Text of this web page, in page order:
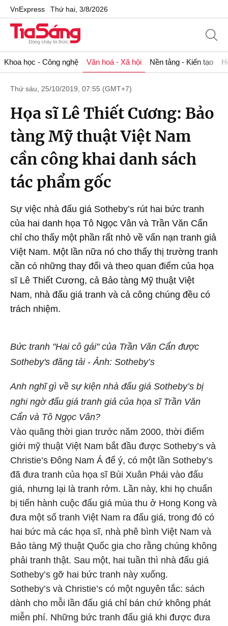
VnExpress Thứ hai, 3/8/2026
Khoa học - Công nghệ Văn hoá - Xã hội Nền tảng - Kiến tạo
Thứ sáu, 25/10/2019, 07:55 (GMT+7)
Họa sĩ Lê Thiết Cương: Bảo
tàng Mỹ thuật Việt Nam
cần công khai danh sách
tác phẩm gốc
Sự việc nhà đấu giá Sotheby’s rút hai bức tranh
của hai danh họa Tô Ngọc Vân và Trần Văn Cẩn
chỉ cho thấy một phần rất nhỏ về vấn nạn tranh giả
Việt Nam. Một lần nữa nó cho thấy thị trường tranh
cần có những thay đổi và theo quan điểm của họa
sĩ Lê Thiết Cương, cả Bảo tàng Mỹ thuật Việt
Nam, nhà đấu giá tranh và cả công chúng đều có
trách nhiệm.
Bức tranh "Hai cô gái" của Trần Văn Cẩn được
Sotheby's đăng tải - Ảnh: Sotheby’s
Anh nghĩ gì về sự kiện nhà đấu giá Sotheby’s bị
nghi ngờ đấu giá tranh giả của họa sĩ Trần Văn
Cẩn và Tô Ngọc Vân?
Vào quãng thời gian trước năm 2000, thời điểm
giới mỹ thuật Việt Nam bắt đầu được Sotheby’s và
Christie’s Đông Nam Á để ý, có một lần Sotheby’s
đã đưa tranh của họa sĩ Bùi Xuân Phái vào đấu
giá, nhưng lại là tranh rởm. Lần này, khi họ chuẩn
bị tiến hành cuộc đấu giá mùa thu ở Hong Kong và
đưa một số tranh Việt Nam ra đấu giá, trong đó có
hai bức mà các họa sĩ, nhà phê bình Việt Nam và
Bảo tàng Mỹ thuật Quốc gia cho rằng chúng không
phải tranh thật. Sau một, hai tuần thì nhà đấu giá
Sotheby’s gỡ hai bức tranh này xuống.
Sotheby’s và Christie’s có một nguyên tắc: sách
dành cho mỗi lần đấu giá chỉ bán chứ không phát
miễn phí. Những bức tranh đấu giá khi được đưa